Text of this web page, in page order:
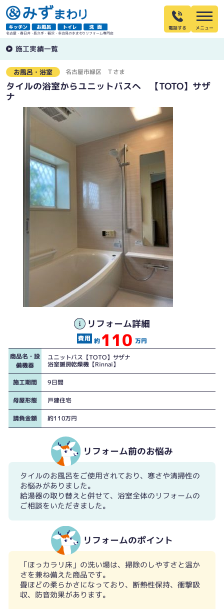
名古屋・春日井・長久手・稲沢・多治見の水まわりリフォーム専門店
電話する
施工実績一覧
お風呂・浴室 名古屋市緑区 Ｔさま
タイルの浴室からユニットバスへ 【TOTO】サザ
ナ
リフォーム詳細
約 110 万円
商品名・設
備機器
ユニットバス【TOTO】サザナ
浴室暖房乾燥機【Rinnai】
施工期間 9日間
母屋形態 戸建住宅
請負金額 約110万円
リフォーム前のお悩み
タイルのお風呂をご使用されており、寒さや清掃性の
お悩みがありました。
給湯器の取り替えと併せて、浴室全体のリフォームの
ご相談をいただきました。
リフォームのポイント
「ほっカラリ床」の洗い場は、掃除のしやすさと温か
さを兼ね備えた商品です。
畳ほどの柔らかさになっており、断熱性保持、衝撃吸
収、防音効果があります。